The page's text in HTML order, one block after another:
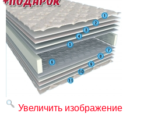
Увеличить изображение